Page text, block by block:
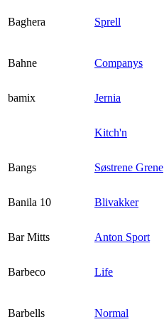
Baghera Sprell
Bahne Companys
bamix
Jernia
Kitch'n
Bangs
Søstrene Grene
Banila 10 Blivakker
Bar Mitts
Anton Sport
Barbeco Life
Barbells Normal